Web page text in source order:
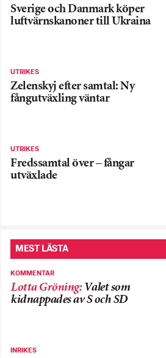
Sverige och Danmark köper
luftvärnskanoner till Ukraina
UTRIKES
Zelenskyj efter samtal: Ny
fångutväxling väntar
UTRIKES
Fredssamtal över – fångar
utväxlade
MEST LÄSTA
KOMMENTAR
Lotta Gröning: Valet som
kidnappades av S och SD
INRIKES